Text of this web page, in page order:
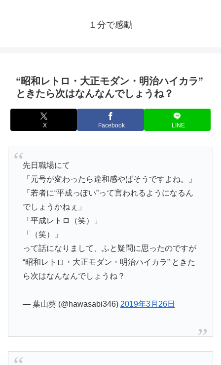
１分で感動
“昭和レトロ・大正モダン・明治ハイカラ”
ときたら次はなんなんでしょうね？
X Facebook LINE
先日職場にて
「元号が変わったら違和感やばそうですよね。」
「若者に“平成っぽい”って言われるようになるん
でしょうかねぇ」
「平成レトロ（笑）」
「（笑）」
って話になりまして、ふと疑問に思ったのですが
“昭和レトロ・大正モダン・明治ハイカラ” ときた
ら次はなんなんでしょうね？
— 葉山葵 (@hawasabi346) 2019年3月26日